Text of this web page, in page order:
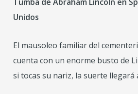
Unidos
El mausoleo familiar del
cuenta con un enorme busto de
si tocas su nariz, la suerte llegará